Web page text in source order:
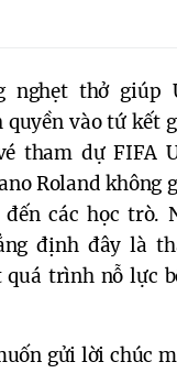
nghẹt thở giúp
vào tứ kết
tham dự FIFA
Roland không
các học trò.
định đây là
quá trình nỗ lực
gửi lời chúc